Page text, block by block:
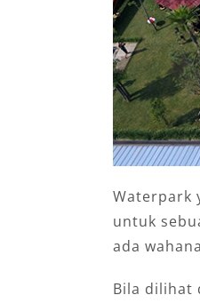
Waterpark
untuk
ada
Bila dilihat